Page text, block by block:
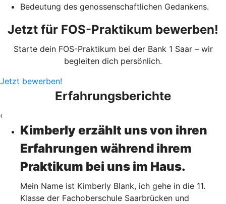
Bedeutung des genossenschaftlichen Gedankens.
Jetzt für FOS-Praktikum bewerben!
Starte dein FOS-Praktikum bei der Bank 1 Saar – wir
begleiten dich persönlich.
Jetzt bewerben!
Erfahrungsberichte
‹
Kimberly erzählt uns von ihren
Erfahrungen während ihrem
Praktikum bei uns im Haus.
Mein Name ist Kimberly Blank, ich gehe in die 11.
Klasse der Fachoberschule Saarbrücken und